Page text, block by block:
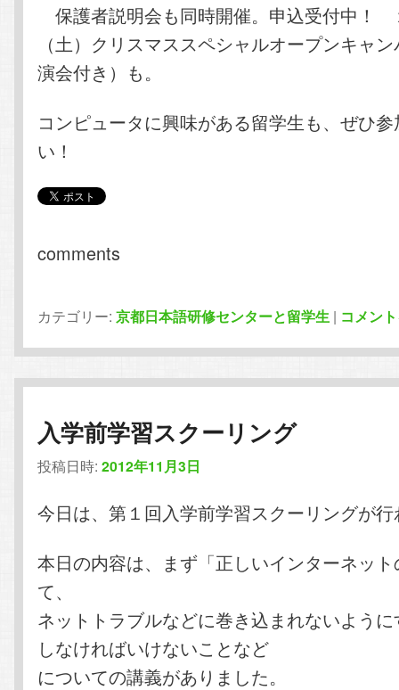
保護者説明会も同時開催。申込受付中！
（土）クリスマススペシャルオープンキャ
演会付き）も。
コンピュータに興味がある留学生も、ぜひ
い！
comments
カテゴリー: 京都日本語研修センターと留学生 | コメン
入学前学習スクーリング
投稿日時:2012年11月3日
今日は、第１回入学前学習スクーリングが
本日の内容は、まず「正しいインターネッ
て、
ネットトラブルなどに巻き込まれないよう
しなければいけないことなど
についての講義がありました。